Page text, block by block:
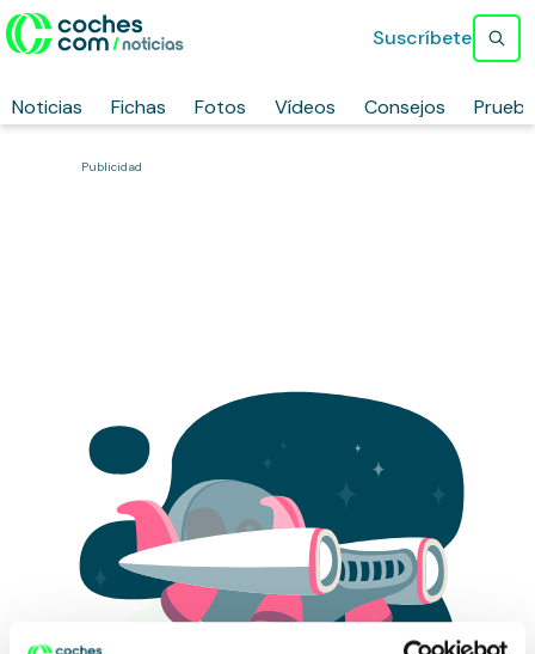
Noticias Fichas Fotos Vídeos Consejos
Suscríbete
Publicidad